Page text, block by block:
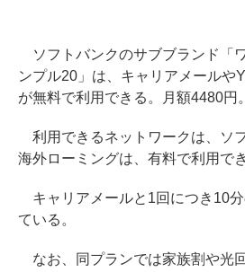
ソフトバンクのサブブランド「
ンプル20」は、キャリアメールや
が無料で利用できる。月額4480円。
利用できるネットワークは、ソ
海外ローミングは、有料で利用でき
キャリアメールと1回につき10
ている。
なお、同プランでは家族割や光